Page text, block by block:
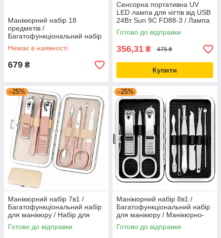
Манікюрний набір 18
предметів /
Багатофункціональний набір
для манікюру / Набір для
педікюру / Манікюрно-
Немає в наявності
679 ₴
Сенсорна портативна UV
LED лампа для нігтів від USB
24Вт Sun 9C FD88-3 / Лампа
для гель-лаку / Сушка для
манікюру
Готово до відправки
356,31 ₴ 475 ₴
Купити
–25%
Манікюрний набір 7в1 /
Багатофункціональний набір
для манікюру / Набір для
педікюру / Манікюрно-
педикюрний набір
Готово до відправки
–25%
Манікюрний набір 8в1 /
Багатофункціональний набір
для манікюру / Манікюрно-
педикюрний / Набір для
педікюру
Готово до відправки